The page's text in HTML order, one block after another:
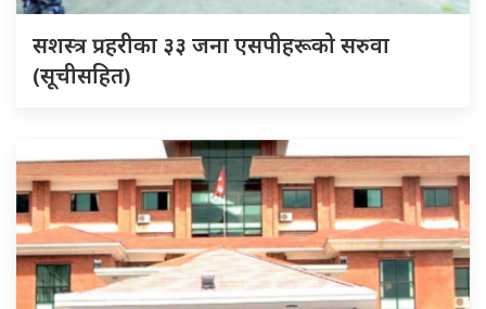
सशस्त्र प्रहरीका ३३ जना एसपीहरूको सरुवा
(सूचीसहित)